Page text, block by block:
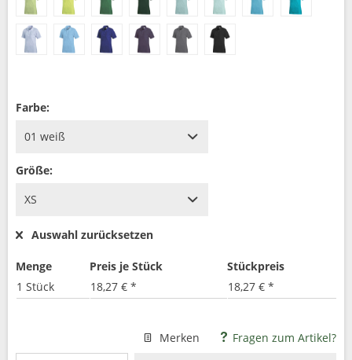
Farbe:
Größe:
Auswahl zurücksetzen
Menge Preis je Stück
Stückpreis
1 Stück
18,27 € * 18,27 € *
Merken Fragen zum Artikel?